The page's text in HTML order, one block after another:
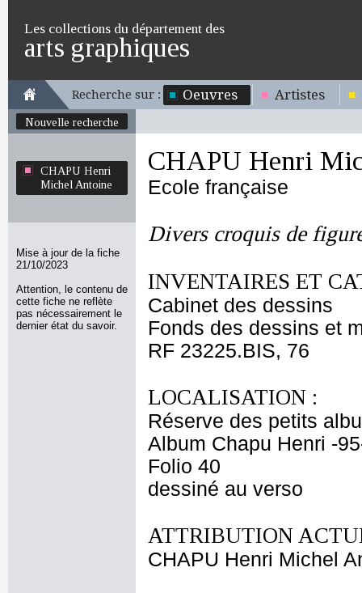
Les collections du département des
arts graphiques
Recherche sur : Oeuvres Artistes
Nouvelle recherche
CHAPU Henri
Michel Antoine
Mise à jour de la fiche
21/10/2023
Attention, le contenu de
cette fiche ne reflète
pas nécessairement le
dernier état du savoir.
CHAPU Henri
Ecole française
Divers croquis de
INVENTAIRES ET
Cabinet des dessins
Fonds des dessins et
RF 23225.BIS, 76
LOCALISATION :
Réserve des petits
Album Chapu Henri -
Folio 40
dessiné au verso
ATTRIBUTION
CHAPU Henri Michel